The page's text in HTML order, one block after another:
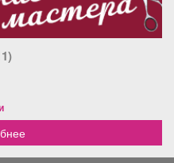
новые батареи, счётчики
на воду.После ремонта
никто не живёт. В подарок
покупателю остаётся вся
двор. Продажа от
собственника.